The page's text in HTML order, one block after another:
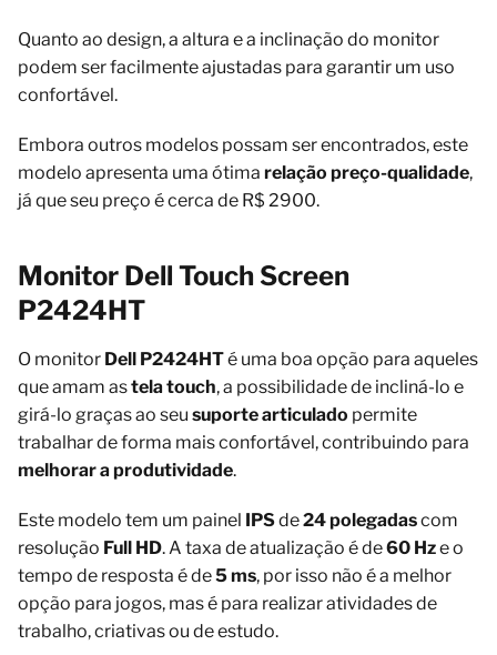
Quanto ao design, a altura e a inclinação do monitor
podem ser facilmente ajustadas para garantir um uso
confortável.
Embora outros modelos possam ser encontrados, este
modelo apresenta uma ótima relação preço-qualidade,
já que seu preço é cerca de R$ 2900.
Monitor Dell Touch Screen
P2424HT
O monitor Dell P2424HTé uma boa opção para aqueles
que amam astela touch, a possibilidade de incliná-lo e
girá-lo graças ao seu suporte articulado permite
trabalhar de forma mais confortável, contribuindo para
melhorar a produtividade.
Este modelo tem um painel IPSde24 polegadascom
resolução Full HD. A taxa de atualização é de60 Hze o
tempo de resposta é de5 ms, por isso não é a melhor
opção para jogos, mas é para realizar atividades de
trabalho, criativas ou de estudo.